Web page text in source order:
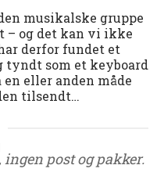
musikalske gruppe
– og det kan vi ikke
derfor fundet et
tyndt som et keyboard
eller anden måde
tilsendt…
ingen post og pakker.